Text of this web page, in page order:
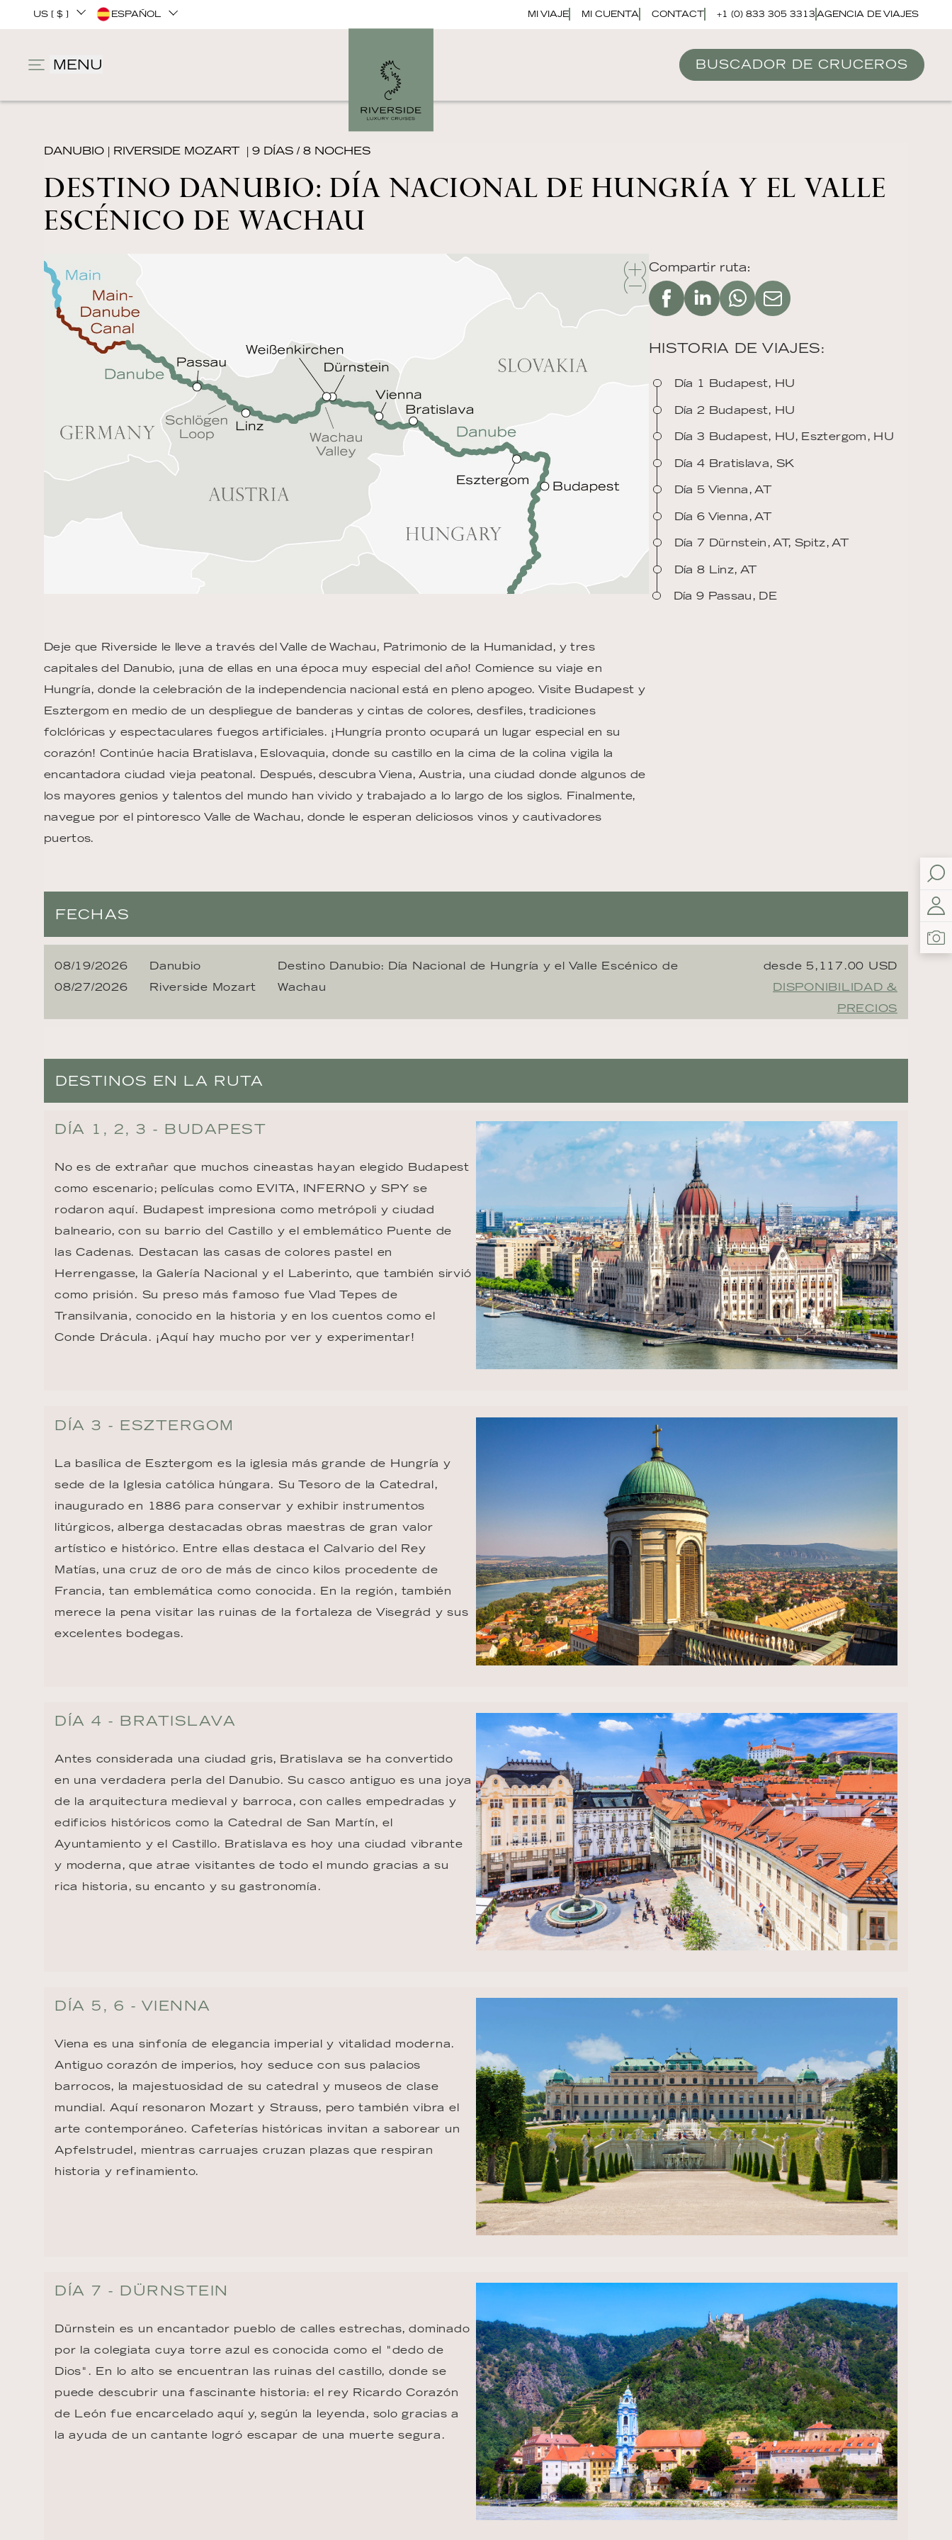
US [ $ ] ESPAÑOL MI VIAJE MI CUENTA CONTACT +1 (0) 833 305 3313 AGENCIA DE VIAJES
MENU BUSCADOR DE CRUCEROS
DANUBIO | RIVERSIDE MOZART| 9 DÍAS / 8 NOCHES
DESTINO DANUBIO: DÍA NACIONAL DE HUNGRÍA Y EL VALLE
ESCÉNICO DE WACHAU
Compartir ruta:
HISTORIA DE VIAJES:
Día 1 Budapest, HU
Día 2 Budapest, HU
Día 3 Budapest, HU, Esztergom, HU
Día 4 Bratislava, SK
Día 5 Vienna, AT
Día 6 Vienna, AT
Día 7 Dürnstein, AT, Spitz, AT
Día 8 Linz, AT
Día 9 Passau, DE
Deje que Riverside le lleve a través del Valle de Wachau, Patrimonio de la Humanidad, y tres
capitales del Danubio, ¡una de ellas en una época muy especial del año! Comience su viaje en
Hungría, donde la celebración de la independencia nacional está en pleno apogeo. Visite Budapest y
Esztergom en medio de un despliegue de banderas y cintas de colores, desfiles, tradiciones
folclóricas y espectaculares fuegos artificiales. ¡Hungría pronto ocupará un lugar especial en su
corazón! Continúe hacia Bratislava, Eslovaquia, donde su castillo en la cima de la colina vigila la
encantadora ciudad vieja peatonal. Después, descubra Viena, Austria, una ciudad donde algunos de
los mayores genios y talentos del mundo han vivido y trabajado a lo largo de los siglos. Finalmente,
navegue por el pintoresco Valle de Wachau, donde le esperan deliciosos vinos y cautivadores
puertos.
FECHAS
08/19/2026
08/27/2026
Danubio
Riverside Mozart
Destino Danubio: Día Nacional de Hungría y el Valle Escénico de
Wachau
desde 5,117.00 USD
DISPONIBILIDAD &
PRECIOS
DESTINOS EN LA RUTA
DÍA 1, 2, 3 - BUDAPEST
No es de extrañar que muchos cineastas hayan elegido Budapest
como escenario; películas como EVITA, INFERNO y SPY se
rodaron aquí. Budapest impresiona como metrópoli y ciudad
balneario, con su barrio del Castillo y el emblemático Puente de
las Cadenas. Destacan las casas de colores pastel en
Herrengasse, la Galería Nacional y el Laberinto, que también sirvió
como prisión. Su preso más famoso fue Vlad Tepes de
Transilvania, conocido en la historia y en los cuentos como el
Conde Drácula. ¡Aquí hay mucho por ver y experimentar!
DÍA 3 - ESZTERGOM
La basílica de Esztergom es la iglesia más grande de Hungría y
sede de la Iglesia católica húngara. Su Tesoro de la Catedral,
inaugurado en 1886 para conservar y exhibir instrumentos
litúrgicos, alberga destacadas obras maestras de gran valor
artístico e histórico. Entre ellas destaca el Calvario del Rey
Matías, una cruz de oro de más de cinco kilos procedente de
Francia, tan emblemática como conocida. En la región, también
merece la pena visitar las ruinas de la fortaleza de Visegrád y sus
excelentes bodegas.
DÍA 4 - BRATISLAVA
Antes considerada una ciudad gris, Bratislava se ha convertido
en una verdadera perla del Danubio. Su casco antiguo es una joya
de la arquitectura medieval y barroca, con calles empedradas y
edificios históricos como la Catedral de San Martín, el
Ayuntamiento y el Castillo. Bratislava es hoy una ciudad vibrante
y moderna, que atrae visitantes de todo el mundo gracias a su
rica historia, su encanto y su gastronomía.
DÍA 5, 6 - VIENNA
Viena es una sinfonía de elegancia imperial y vitalidad moderna.
Antiguo corazón de imperios, hoy seduce con sus palacios
barrocos, la majestuosidad de su catedral y museos de clase
mundial. Aquí resonaron Mozart y Strauss, pero también vibra el
arte contemporáneo. Cafeterías históricas invitan a saborear un
Apfelstrudel, mientras carruajes cruzan plazas que respiran
historia y refinamiento.
DÍA 7 - DÜRNSTEIN
Dürnstein es un encantador pueblo de calles estrechas, dominado
por la colegiata cuya torre azul es conocida como el "dedo de
Dios". En lo alto se encuentran las ruinas del castillo, donde se
puede descubrir una fascinante historia: el rey Ricardo Corazón
de León fue encarcelado aquí y, según la leyenda, solo gracias a
la ayuda de un cantante logró escapar de una muerte segura.